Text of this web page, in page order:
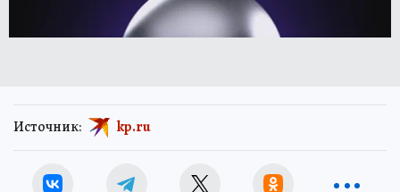
Источник: kp.ru